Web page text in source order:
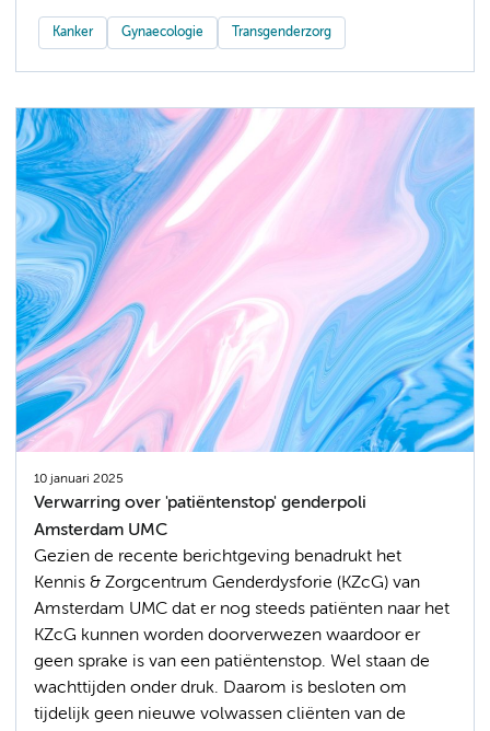
Kanker Gynaecologie Transgenderzorg
10 januari 2025
Verwarring over 'patiëntenstop' genderpoli
Amsterdam UMC
Gezien de recente berichtgeving benadrukt het
Kennis & Zorgcentrum Genderdysforie (KZcG) van
Amsterdam UMC dat er nog steeds patiënten naar het
KZcG kunnen worden doorverwezen waardoor er
geen sprake is van een patiëntenstop. Wel staan de
wachttijden onder druk. Daarom is besloten om
tijdelijk geen nieuwe volwassen cliënten van de